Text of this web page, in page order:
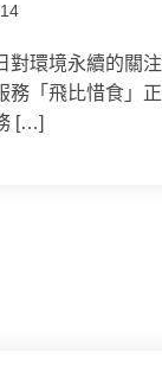
對環境永續的關
務「飛比惜食」
[…]